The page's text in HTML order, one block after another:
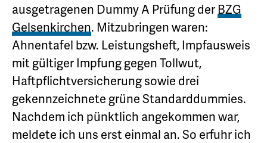
ausgetragenen Dummy A Prüfung der BZG
Gelsenkirchen. Mitzubringen waren:
Ahnentafel bzw. Leistungsheft, Impfausweis
mit gültiger Impfung gegen Tollwut,
Haftpflichtversicherung sowie drei
gekennzeichnete grüne Standarddummies.
Nachdem ich pünktlich angekommen war,
meldete ich uns erst einmal an. So erfuhr ich